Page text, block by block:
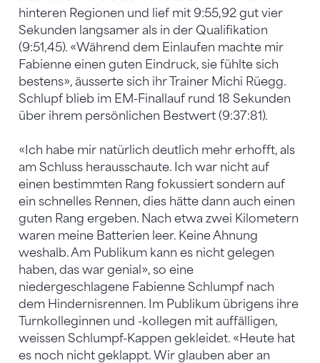
hinteren Regionen und lief mit 9:55,92 gut vier
Sekunden langsamer als in der Qualifikation
(9:51,45). «Während dem Einlaufen machte mir
Fabienne einen guten Eindruck, sie fühlte sich
bestens», äusserte sich ihr Trainer Michi Rüegg.
Schlupf blieb im EM-Finallauf rund 18 Sekunden
über ihrem persönlichen Bestwert (9:37:81).
«Ich habe mir natürlich deutlich mehr erhofft, als
am Schluss herausschaute. Ich war nicht auf
einen bestimmten Rang fokussiert sondern auf
ein schnelles Rennen, dies hätte dann auch einen
guten Rang ergeben. Nach etwa zwei Kilometern
waren meine Batterien leer. Keine Ahnung
weshalb. Am Publikum kann es nicht gelegen
haben, das war genial», so eine
niedergeschlagene Fabienne Schlumpf nach
dem Hindernisrennen. Im Publikum übrigens ihre
Turnkolleginnen und -kollegen mit auffälligen,
weissen Schlumpf-Kappen gekleidet. «Heute hat
es noch nicht geklappt. Wir glauben aber an